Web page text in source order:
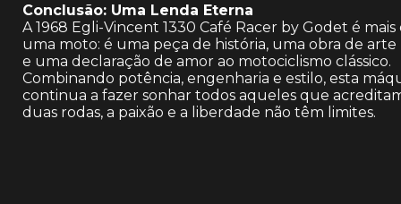
Conclusão: Uma Lenda Eterna
A 1968 Egli-Vincent 1330 Café Racer by Godet é
uma moto: é uma peça de história, uma obra de arte
e uma declaração de amor ao motociclismo clássico.
Combinando potência, engenharia e estilo, esta
continua a fazer sonhar todos aqueles que
duas rodas, a paixão e a liberdade não têm limites.